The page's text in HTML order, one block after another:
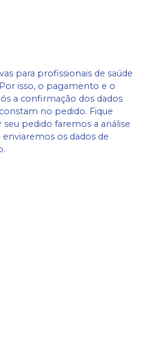
para profissionais de saúde
isso, o pagamento e o
a confirmação dos dados
no pedido. Fique
pedido faremos a análise
os dados de